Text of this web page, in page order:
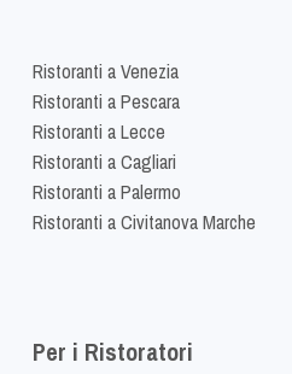
Ristoranti a Venezia
Ristoranti a Pescara
Ristoranti a Lecce
Ristoranti a Cagliari
Ristoranti a Palermo
Ristoranti a Civitanova Marche
Per i Ristoratori